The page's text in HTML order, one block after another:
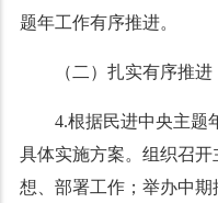
题年工作有序推进。
（二）扎实有序推进
4.根据民进中央主题
具体实施方案。组织召
想、部署工作；举办中期